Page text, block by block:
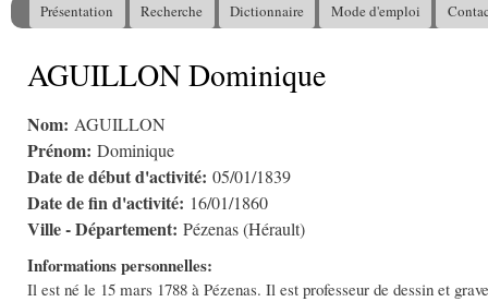
Menu principal
Présentation Recherche Dictionnaire Mode d'emploi
Vous êtes ici
AGUILLON Dominique
Nom: AGUILLON
Prénom: Dominique
Date de début d'activité: 05/01/1839
Date de fin d'activité: 16/01/1860
Ville - Département: Pézenas (Hérault)
Informations personnelles:
Il est né le 15 mars 1788 à Pézenas. Il est professeur de dessin et